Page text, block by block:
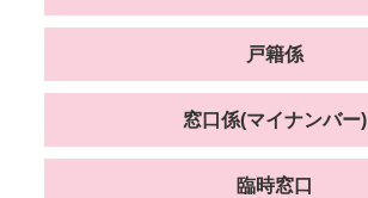
戸籍係
窓口係(マイナンバー)
臨時窓口